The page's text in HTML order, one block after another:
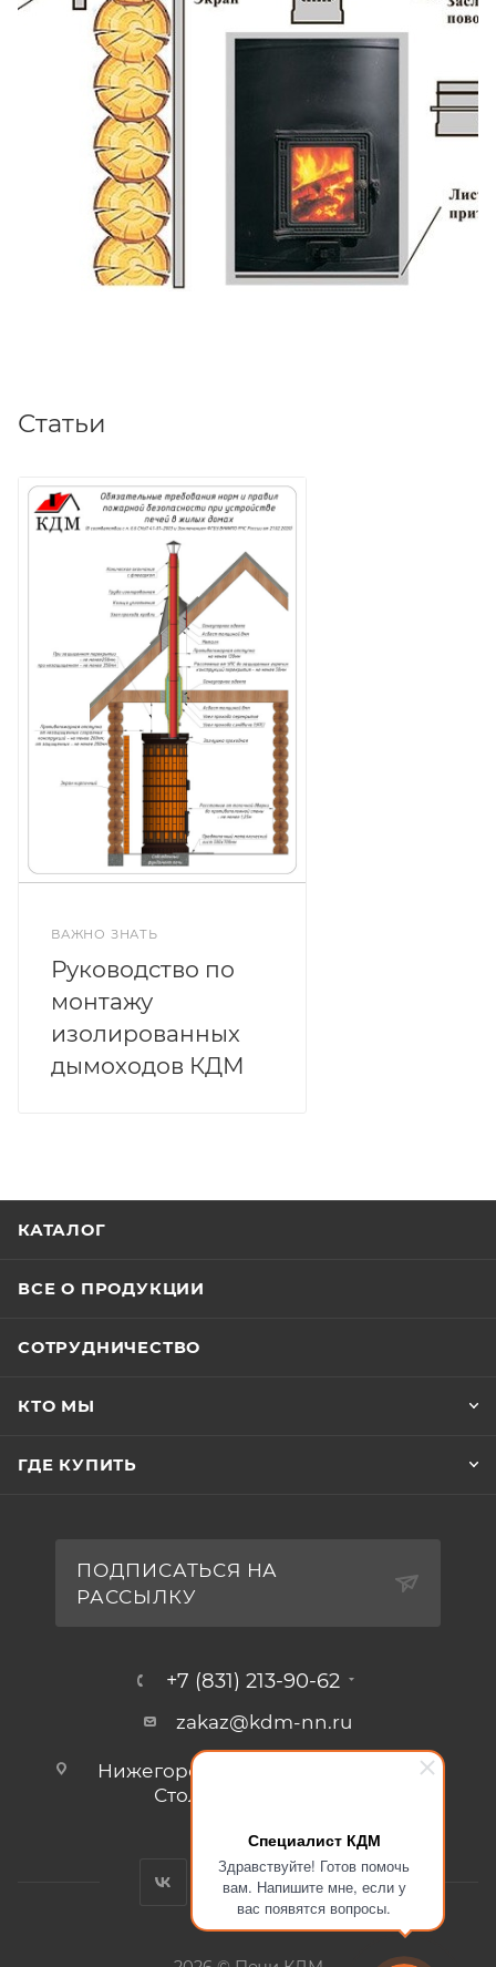
Специалист КДМ
Здравствуйте! Готов помочь
вам. Напишите мне, если у
вас появятся вопросы.
Статьи
ВАЖНО ЗНАТЬ
Руководство по
монтажу
изолированных
дымоходов КДМ
КАТАЛОГ
ВСЕ О ПРОДУКЦИИ
СОТРУДНИЧЕСТВО
КТО МЫ
ГДЕ КУПИТЬ
ПОДПИСАТЬСЯ НА
РАССЫЛКУ
+7 (831) 213-90-62
zakaz@kdm-nn.ru
Нижегородская обл., г. Кстово, ул.
Столбищенская, стр.3.